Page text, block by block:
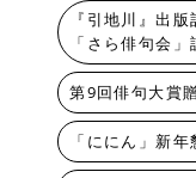
『引地川』出版
「さら俳句会
第9回俳句大賞
「ににん」新年